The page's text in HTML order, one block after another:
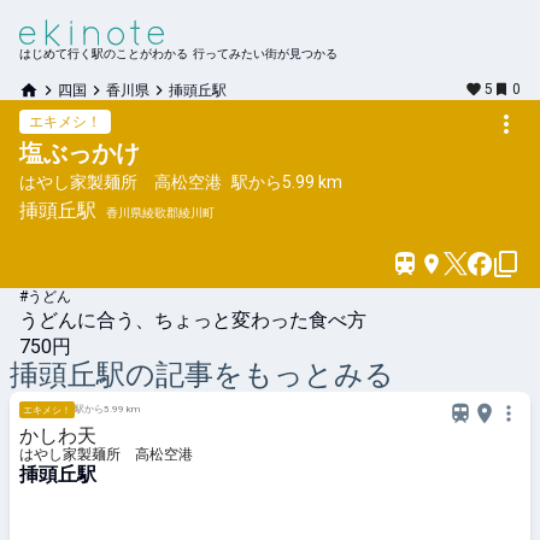
はじめて行く駅のことがわかる 行ってみたい街が見つかる
四国 香川県 挿頭丘駅 5
0
エキメシ！
塩ぶっかけ
はやし家製麺所 高松空港 駅から5.99 km
挿頭丘駅 香川県綾歌郡綾川町
#うどん
うどんに合う、ちょっと変わった食べ方
750円
挿頭丘駅の記事をもっとみる
エキメシ！ 駅から5.99 km
かしわ天
はやし家製麺所 高松空港
挿頭丘駅